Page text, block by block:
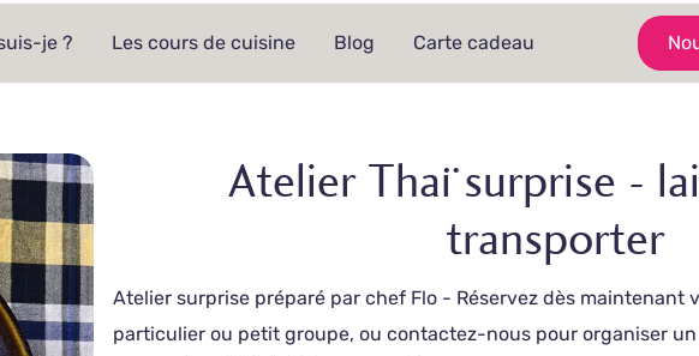
je ? Les cours de cuisine Blog Carte cadeau
Atelier Thaï surprise -
transporter
Atelier surprise préparé par chef Flo - Réservez dès maintenant
particulier ou petit groupe, ou contactez-nous pour organiser